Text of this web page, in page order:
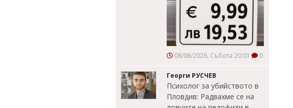
08/08/2026, Събота 20:01 0
Георги РУСЧЕВ
Психолог за убийството в
Пловдив: Радвахме се на